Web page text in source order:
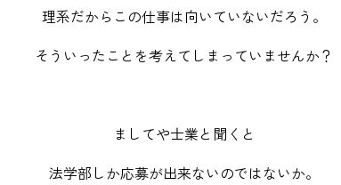
理系だからこの仕事は向いていないだろう。
そういったことを考えてしまっていませんか？
ましてや士業と聞くと
法学部しか応募が出来ないのではないか。